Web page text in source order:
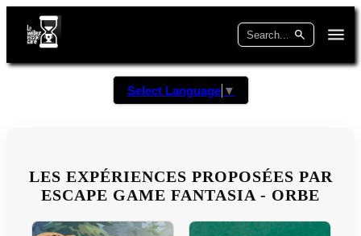
Select Language ▼
LES EXPÉRIENCES PROPOSÉES PAR
ESCAPE GAME FANTASIA - ORBE